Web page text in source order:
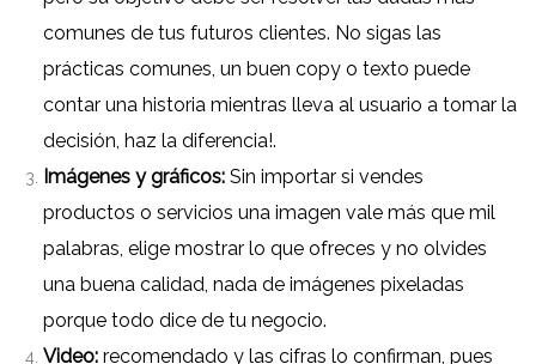
comunes de tus futuros clientes. No sigas las
prácticas comunes, un buen copy o texto puede
contar una historia mientras lleva al usuario a tomar la
decisión, haz la diferencia!.
Imágenes y gráficos: Sin importar si vendes
productos o servicios una imagen vale más que mil
palabras, elige mostrar lo que ofreces y no olvides
una buena calidad, nada de imágenes pixeladas
porque todo dice de tu negocio.
Video: recomendado y las cifras lo confirman, pues